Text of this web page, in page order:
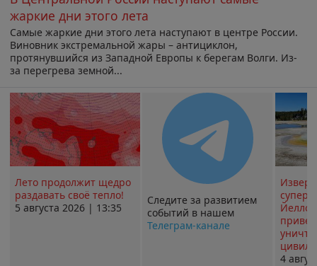
жаркие дни этого лета
Самые жаркие дни этого лета наступают в центре России.
Виновник экстремальной жары – антициклон,
протянувшийся из Западной Европы к берегам Волги. Из-
за перегрева земной...
Лето продолжит щедро
раздавать своё тепло!
5 августа 2026 | 13:35
Следите за развитием
событий в нашем
Телеграм-канале
4